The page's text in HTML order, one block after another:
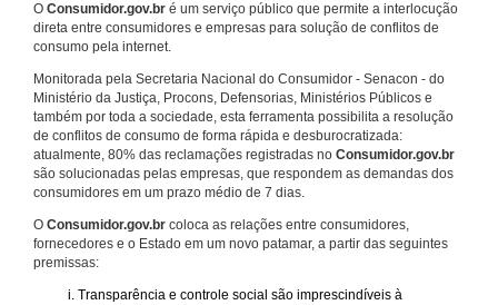
O Consumidor.gov.br é um serviço público que permite a interlocução
direta entre consumidores e empresas para solução de conflitos de
consumo pela internet.
Monitorada pela Secretaria Nacional do Consumidor - Senacon - do
Ministério da Justiça, Procons, Defensorias, Ministérios Públicos e
também por toda a sociedade, esta ferramenta possibilita a resolução
de conflitos de consumo de forma rápida e desburocratizada:
atualmente, 80% das reclamações registradas no Consumidor.gov.br
são solucionadas pelas empresas, que respondem as demandas dos
consumidores em um prazo médio de 7 dias.
O Consumidor.gov.br coloca as relações entre consumidores,
fornecedores e o Estado em um novo patamar, a partir das seguintes
premissas:
Transparência e controle social são imprescindíveis à